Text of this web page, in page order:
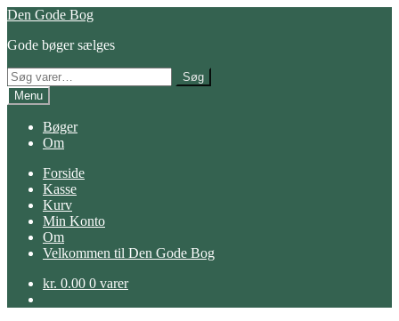
Spring
navigation
Spring
indhold
Den Gode Bog
Gode bøger sælges
Søg
efter:
Søg
Menu
Bøger
Om
Forside
Kasse
Kurv
Min Konto
Om
Velkommen til Den Gode Bog
kr. 0.00 0 varer